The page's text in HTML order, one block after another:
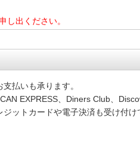
し出ください。
払いも承ります。
EXPRESS、Diners Club、
ットカードや電子決済も受け付け